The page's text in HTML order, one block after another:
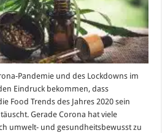
Pandemie und des Lockdowns im
Eindruck bekommen, dass
Food Trends des Jahres 2020 sein
Gerade Corona hat viele
umwelt- und gesundheitsbewusst zu